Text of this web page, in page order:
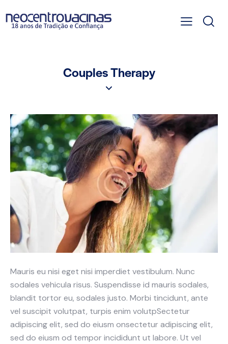
Couples Therapy
Mauris eu nisi eget nisi imperdiet vestibulum. Nunc
sodales vehicula risus. Suspendisse id mauris sodales,
blandit tortor eu, sodales justo. Morbi tincidunt, ante
vel suscipit volutpat, turpis enim volutpSectetur
adipiscing elit, sed do eiusm onsectetur adipiscing elit,
sed do eiusm od tempor incididunt ut labore. Ut vel